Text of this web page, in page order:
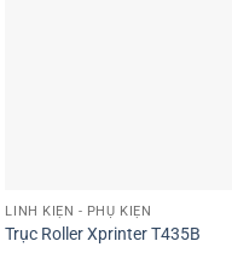
LINH KIỆN - PHỤ KIỆN
Trục Roller Xprinter T435B